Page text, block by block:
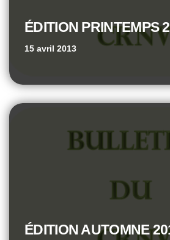
ÉDITION PRINTEMPS
15 avril 2013
ÉDITION AUTOMNE